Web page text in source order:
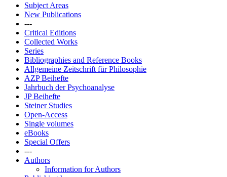
Subject Areas
New Publications
---
Critical Editions
Collected Works
Series
Bibliographies and Reference Books
Allgemeine Zeitschrift für Philosophie
AZP Beihefte
Jahrbuch der Psychoanalyse
JP Beihefte
Steiner Studies
Open-Access
Single volumes
eBooks
Special Offers
---
Authors
Information for Authors